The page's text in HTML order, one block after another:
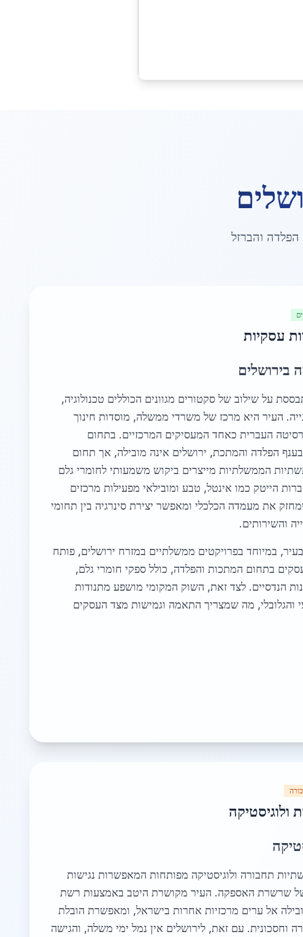
הפלדה והברזל
עסקיות
בירושלים
על שילוב של סקטורים מגוונים הכוללים טכנולוגיה,
העיר היא מרכז של משרדי ממשלה, מוסדות חינוך
העברית כאחד המעסיקים המרכזיים. בתחום
הפלדה והמתכת, ירושלים אינה מובילה, אך תחום
הממשלתיות מייצרים ביקוש משמעותי לחומרי גלם
הייטק כמו אינטל, טבע ומובילאי מפעילות מרכזים
את מעמדה הכלכלי ומאפשר יצירת סינרגיה בין תחומי
והשירותים.
במיוחד בפרויקטים ממשלתיים במזרח ירושלים, פותח
בתחום המתכות והפלדה, כולל ספקי חומרי גלם,
הנדסיים. לצד זאת, השוק המקומי מושפע מתנודות
והגלובלי, מה שמצריך התאמה וגמישות מצד העסקים
ולוגיסטיקה
תחבורה ולוגיסטיקה מפותחות המאפשרות נגישות
של שרשרת האספקה. העיר מקושרת היטב באמצעות רשת
אל ערים מרכזיות אחרות בישראל, ומאפשרת הובלת
וחסכונית. עם זאת, לירושלים אין נמל ימי משלה, והגישה